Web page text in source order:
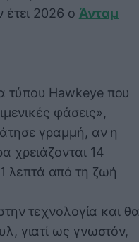
2026 ο Άνταμ
τύπου Hawkeye που
φάσεις»,
γραμμή, αν η
χρειάζονται 14
λεπτά από τη ζωή
τεχνολογία και θα
γιατί ως γνωστόν,